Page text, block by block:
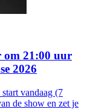
21:00 uur
2026
vandaag (7
de show en zet je